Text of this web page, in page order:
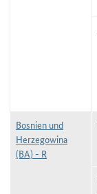
Bosnien und
Herzegowina
(BA) - R